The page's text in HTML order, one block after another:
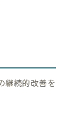
継続的改善を